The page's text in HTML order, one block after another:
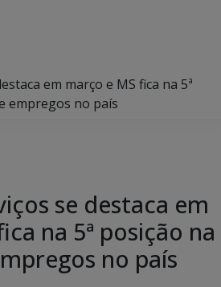
em março e MS fica na 5ª
empregos no país
se destaca em
na 5ª posição na
no país